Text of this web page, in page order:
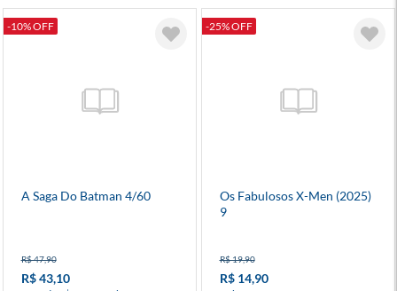
-10% OFF
A Saga Do Batman 4/60
R$ 47,90
R$ 43,10
-25% OFF
Os Fabulosos X-Men (2025)
9
R$ 19,90
R$ 14,90